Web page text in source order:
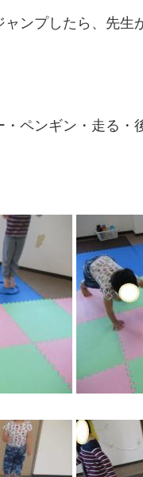
ンプしたら、先生
・ペンギン・走る